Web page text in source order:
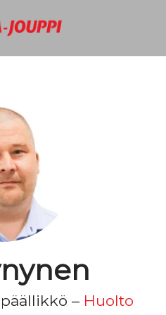
– Huolto